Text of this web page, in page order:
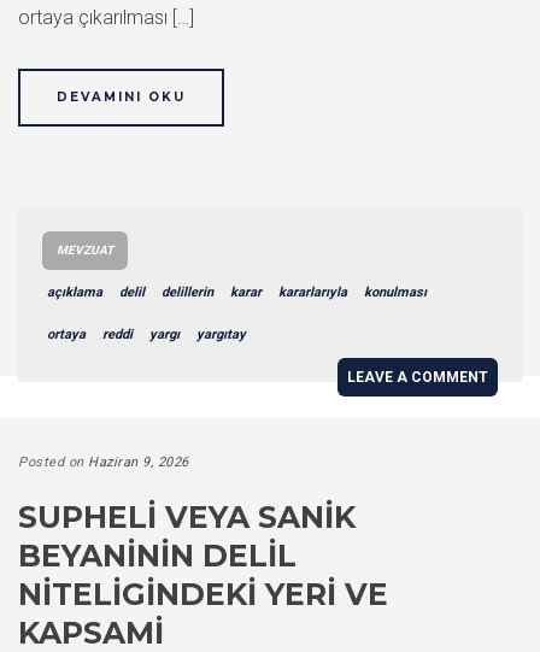
ortaya çıkarılması […]
DEVAMINI OKU
MEVZUAT
açıklama delil delillerin karar kararlarıyla konulması
ortaya reddi yargı yargıtay
LEAVE A COMMENT
Posted on Haziran 9, 2026
SUPHELI VEYA SANIK
BEYANININ DELIL
NITELIGINDEKI YERI VE
KAPSAMI